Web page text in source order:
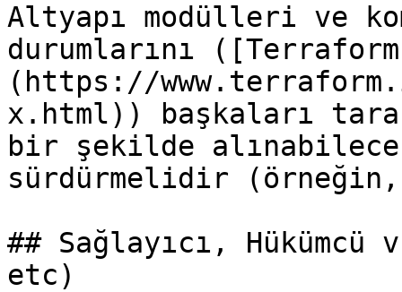
Altyapı modülleri ve
durumlarını
(https://
x.html)) başkaları
bir şekilde
sürdürmelidir
## Sağlayıcı,
etc)